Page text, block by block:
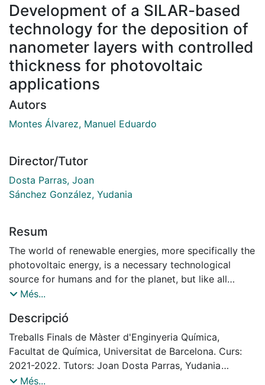
Development of a SILAR-based
technology for the deposition of
nanometer layers with controlled
thickness for photovoltaic
applications
Autors
Montes Álvarez, Manuel Eduardo
Director/Tutor
Dosta Parras, Joan
Sánchez González, Yudania
Resum
The world of renewable energies, more specifically the
photovoltaic energy, is a necessary technological
source for humans and for the planet, but like all
technological sources it is progressing. This progress
materials and new technologies that must comply the
photoelectrical requirements demanded by a
photovoltaic device.
As a booming material and technology, Cadmium
Sulfide (CdS) thin films and Successive Ionic Layer
Més...
Descripció
Treballs Finals de Màster d'Enginyeria Química,
Facultat de Química, Universitat de Barcelona. Curs:
2021-2022. Tutors: Joan Dosta Parras, Yudania
Sánchez González
Més...